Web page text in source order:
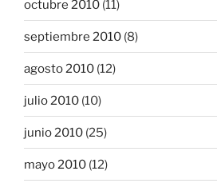
octubre 2010 (11)
septiembre 2010 (8)
agosto 2010 (12)
julio 2010 (10)
junio 2010 (25)
mayo 2010 (12)